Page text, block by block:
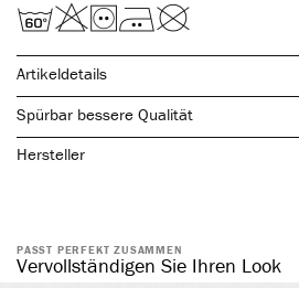
Artikeldetails
atmungsaktiv & hautfreundlich
elastisch & formstabil
Spürbar bessere Qualität
Hersteller
PASST PERFEKT ZUSAMMEN
Vervollständigen Sie Ihren Look